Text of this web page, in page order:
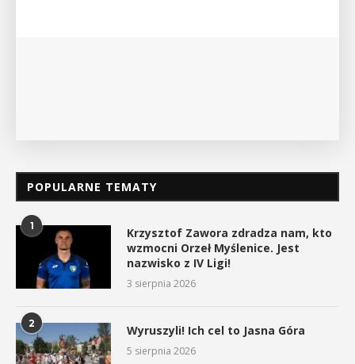
POPULARNE TEMATY
1
Krzysztof Zawora zdradza nam, kto
wzmocni Orzeł Myślenice. Jest
nazwisko z IV Ligi!
3 sierpnia 2026
2 Wyruszyli! Ich cel to Jasna Góra
5 sierpnia 2026